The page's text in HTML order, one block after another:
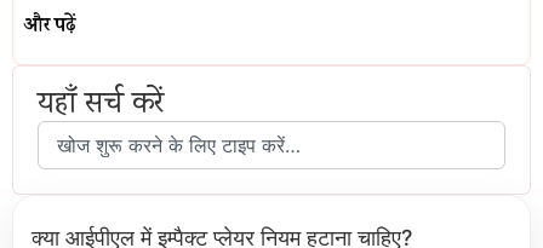
और पढ़ें
यहाँ सर्च करें
क्या आईपीएल में इम्पैक्ट प्लेयर नियम हटाना चाहिए?